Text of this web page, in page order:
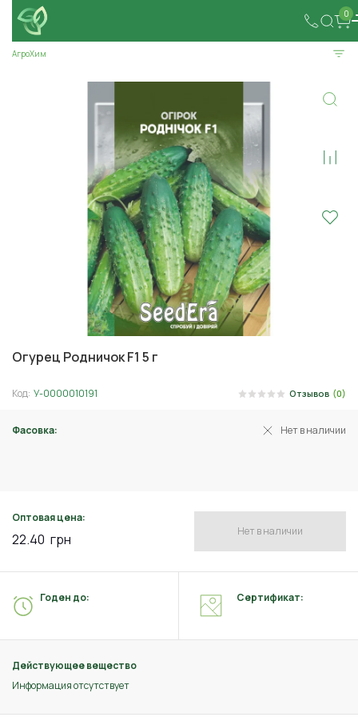
0
АгроХим
Огурец Родничок F1 5 г
Код: У-0000010191 Отзывов (0)
Фасовка: Нет в наличии
Оптовая цена:
22.40 грн Нет в наличии
Действующее вещество
Информация отсутствует
Годен до: Сертификат: